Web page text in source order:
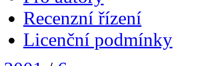
Recenzní řízení
Licenční podmínky